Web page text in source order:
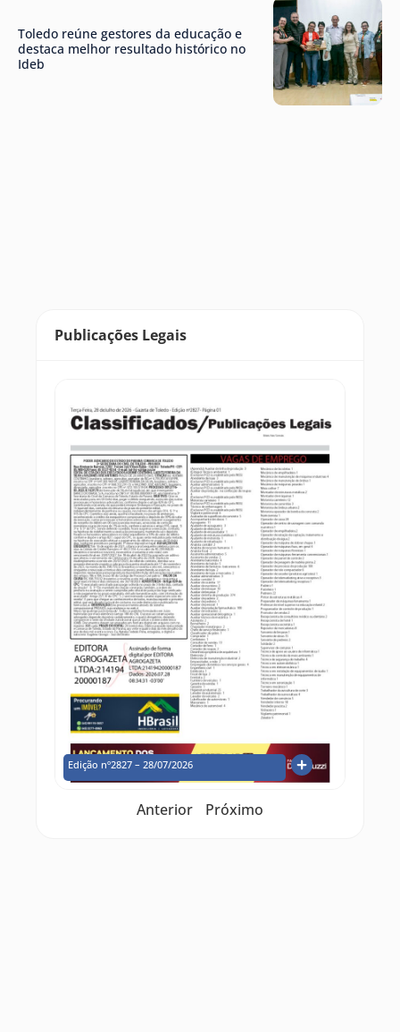
Toledo reúne gestores da educação e
destaca melhor resultado histórico no
Ideb
Publicações Legais
Edição nº2827 – 28/07/2026
Anterior Próximo